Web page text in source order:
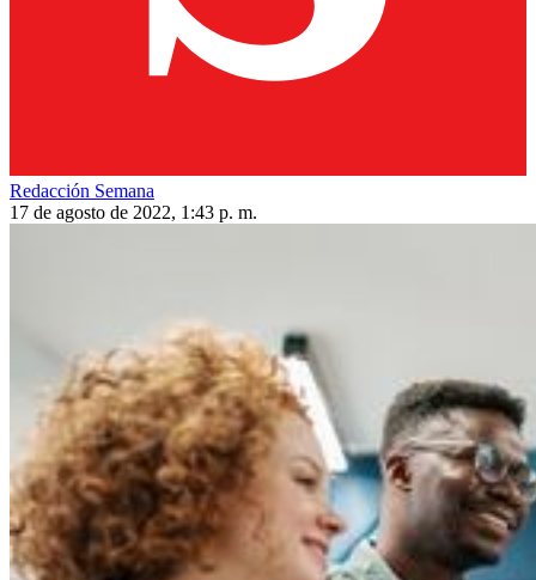
Redacción Semana
17 de agosto de 2022, 1:43 p. m.